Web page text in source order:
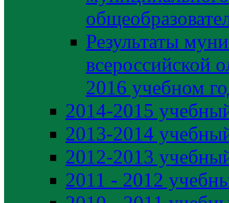
Результаты
всероссийской
2016 учебном
2014-2015
2013-2014
2012-2013
2011 - 2012